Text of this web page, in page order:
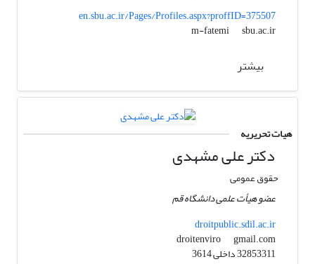
en.sbu.ac.ir/Pages/Profiles.aspx?proffID=375507
m-fatemi
sbu.ac.ir
بیشتر
هیات تحریریه
دکتر علی مشهدی
حقوق عمومی
عضو هیأت علمی دانشگاه قم
droitpublic.sdil.ac.ir
droitenviro
gmail.com